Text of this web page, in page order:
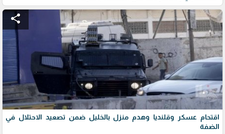
share
اقتحام عسكر وقلنديا وهدم منزل بالخليل ضمن تصعيد الاحتلال في
الضفة